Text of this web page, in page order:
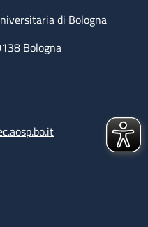
di Bologna
Bologna